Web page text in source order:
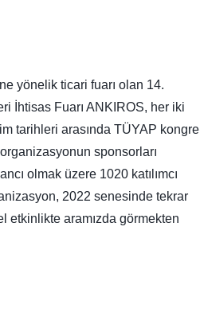
yönelik ticari fuarı olan 14.
İhtisas Fuarı ANKIROS, her iki
tarihleri arasında TÜYAP kongre
sponsorları
olmak üzere 1020 katılımcı
2022 senesinde tekrar
etkinlikte aramızda görmekten